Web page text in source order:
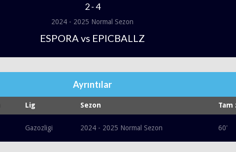
2-4
2024 - 2025 Normal Sezon
ESPORA vs EPICBALLZ
Ayrıntılar
Lig Sezon Tam
Gazozligi 2024 - 2025 Normal Sezon 60'